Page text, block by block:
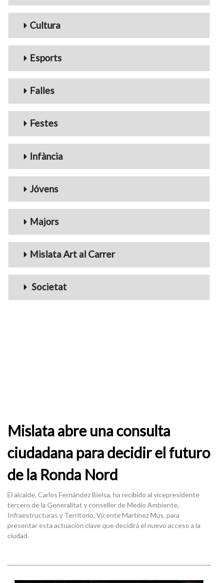
Cultura
Esports
Falles
Festes
Infància
Jóvens
Majors
Mislata Art al Carrer
Societat
Mislata abre una consulta
ciudadana para decidir el futuro
de la Ronda Nord
El alcalde, Carlos Fernández Bielsa, ha recibido al vicepresidente
tercero de la Generalitat y conseller de Medio Ambiente,
Infraestructuras y Territorio, Vicente Martínez Mus, para
presentar esta actuación clave que decidirá el nuevo acceso a la
ciudad.